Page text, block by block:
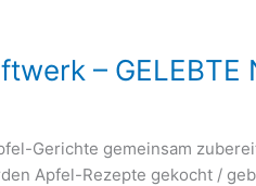
– GELEBTE
Gerichte gemeinsam
Apfel-Rezepte gekocht /